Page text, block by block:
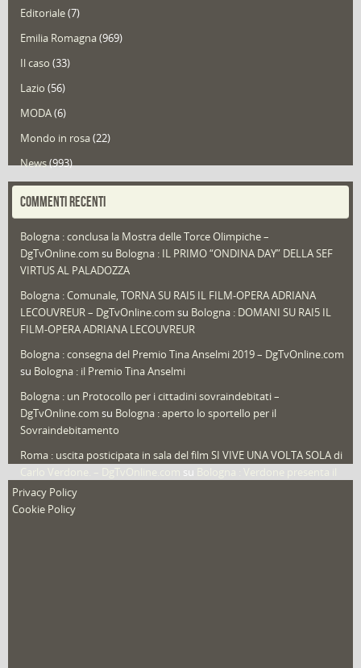
Editoriale(7)
Emilia Romagna(969)
Il caso (33)
Lazio (56)
MODA(6)
Mondo in rosa(22)
News(993)
Portfolio(1)
Redazioni(1.050)
Speciali (22)
Sport
That's Bologna Magazine(25)
Video (archivio) (263)
COMMENTI RECENTI
Bologna : conclusa la Mostra delle Torce Olimpiche –
DgTvOnline.com su Bologna : IL PRIMO “ONDINA DAY” DELLA SEF
VIRTUS AL PALADOZZA
Bologna : Comunale, TORNA SU RAI5 IL FILM-OPERA ADRIANA
LECOUVREUR – DgTvOnline.com su Bologna : DOMANI SU RAI5 IL
FILM-OPERA ADRIANA LECOUVREUR
Bologna : consegna del Premio Tina Anselmi 2019 – DgTvOnline.com
su Bologna : il Premio Tina Anselmi
Bologna : un Protocollo per i cittadini sovraindebitati –
DgTvOnline.com su Bologna : aperto lo sportello per il
Sovraindebitamento
Roma : uscita posticipata in sala del film SI VIVE UNA VOLTA SOLA di
su
nuovo film
Privacy Policy
Cookie Policy